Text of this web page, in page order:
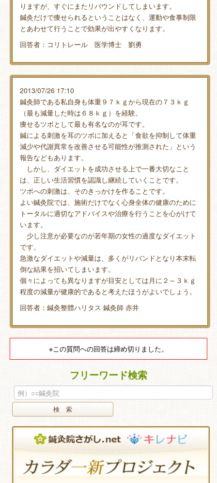
りますが、すぐにまたリバウンドしてしまいます。
鍼灸だけで痩せられるということはなく、運動や食事制限
とあわせて行うことで効果が出やすくなります。
回答者：コリトレール 医学博士 劉勇
2013/07/26 17:10
鍼灸師である私自身も体重９７ｋｇから現在の７３ｋｇ
（最も減量した時は６８ｋｇ）を経験。
痩せるツボとして最も有名なのが耳です。
鍼による刺激を耳のツボに加えると「食欲を抑制して体重
減少や代謝異常を改善させる可能性が推測された」という
報告などもあります。
しかし、ダイエットを成功させる上で一番大切なこと
は、正しい生活習慣を認識し継続していくことです。
ツボへの刺激は、そのきっかけを作ることです。
よい鍼灸院では、施術だけでなく心身全体の健康のために
トータルに適切なアドバイスや治療を行うことを心がけて
います。
少し注意が必要なのが若年期の女性の過度なダイエット
です。
急激なダイエットや減量は、多くがリバンドとなり本末転
倒な結果を招いてしまいます。
個々によっても異なりますが目安としては月に２～３ｋｇ
程度の減量が健康的であると考えたほうがよいでしょう。
回答者：鍼灸整體ハリタス 鍼灸師 赤井
※この質問への回答は締め切りました。
フリーワード検索
検 索